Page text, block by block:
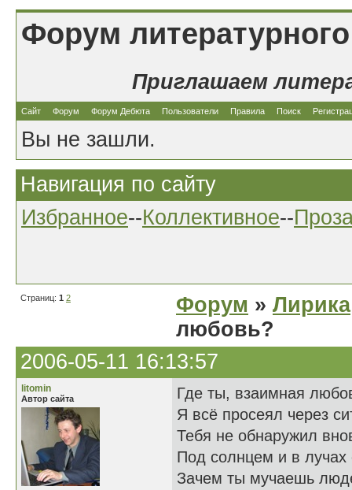
Форум
Приглашаем
Сайт Форум Форум Дебюта Пользователи Правила Поиск
Вы не зашли.
Навигация по сайту
Избранное--Коллективное--
Страниц: 1 2 Форум » Лирика
любовь?
2006-05-11 16:13:57
litomin
Автор сайта
Где ты, взаимная
Я всё просеял через
Тебя не обнаружил
Под солнцем и в лучах
Зачем ты мучаешь